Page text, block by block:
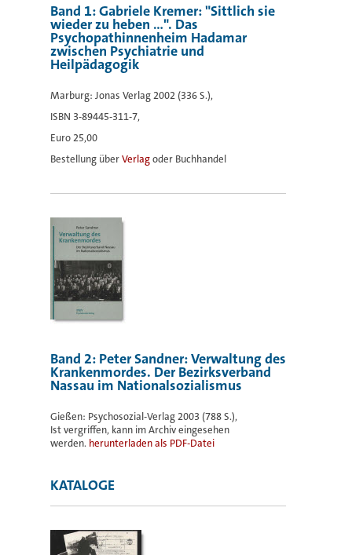
Band 1: Gabriele Kremer: "Sittlich sie
wieder zu heben ...". Das
Psychopathinnenheim Hadamar
zwischen Psychiatrie und
Heilpädagogik
Marburg: Jonas Verlag 2002 (336 S.),
ISBN 3-89445-311-7,
Euro 25,00
Bestellung überVerlagoder Buchhandel
Band 2: Peter Sandner: Verwaltung des
Krankenmordes. Der Bezirksverband
Nassau im Nationalsozialismus
Gießen: Psychosozial-Verlag 2003 (788 S.),
Ist vergriffen, kann im Archiv eingesehen
werden. herunterladen als PDF-Datei
KATALOGE